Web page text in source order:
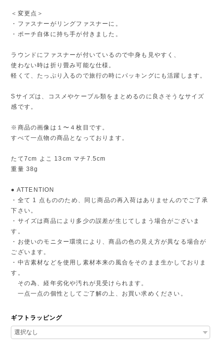
＜変更点＞
・ファスナーがリングファスナーに。
・ポーチ自体に持ち手が付きました。
ラウンドにファスナーが付いているので中身も見やすく、
使わない時は折り畳み可能な仕様。
軽くて、たっぷり入るので旅行の時にパッキングにも活躍します。
Sサイズは、コスメやケーブル類をまとめるのに良さそうなサイズ
感です。
※商品の画像は１〜４枚目です。
すべて一点物の商品となっております。
たて7cm よこ 13cm マチ7.5cm
重量 38g
● ATTENTION
・全て 1 点もののため、同じ商品の再入荷はありませんのでご了承
下さい。
・サイズは商品により多少の誤差が生じてしまう場合がございま
す。
・お使いのモニター環境により、商品の色の見え方が異なる場合が
ございます。
・中古素材などを使用し素材本来の風合をそのまま生かしておりま
す。
その為、経年劣化や汚れが見受けられます。
一点一点の個性としてご了解の上、お買い求めください。
ギフトラッピング